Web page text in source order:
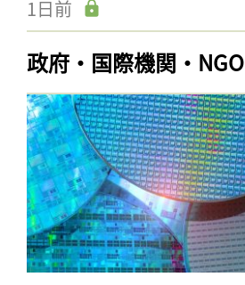
1日前
政府・国際機関・NGO